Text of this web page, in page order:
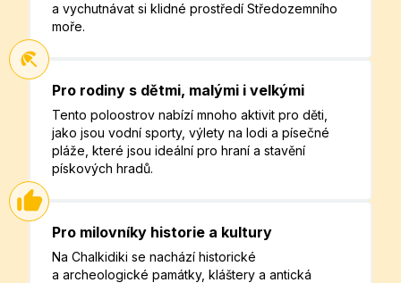
a vychutnávat si klidné prostředí Středozemního
moře.
Pro rodiny s dětmi, malými i velkými
Tento poloostrov nabízí mnoho aktivit pro děti,
jako jsou vodní sporty, výlety na lodi a písečné
pláže, které jsou ideální pro hraní a stavění
pískových hradů.
Pro milovníky historie a kultury
Na Chalkidiki se nachází historické
a archeologické památky, kláštery a antická